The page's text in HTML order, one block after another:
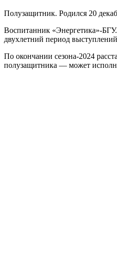
Полузащитник. Родился 20
Воспитанник «Энергетика»-
двухлетний период
По окончании сезона-2024
полузащитника — может